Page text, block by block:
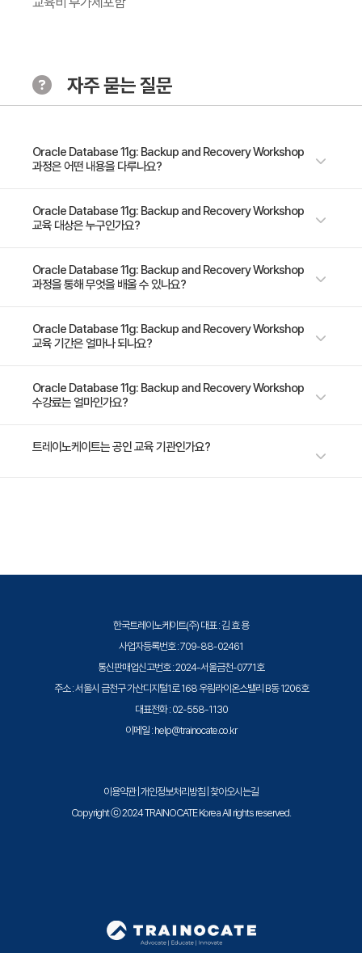
- RCHIVELOG 모드 및 아카이버 프로세스
- 아카이브된 리두 로그 파일
4. RMAN Recovery Catalog 사용
- Repository 비교
- Recovery Catalog 생성
- 데이터베이스 등록
- 카탈로그 재동기화
5. 백업 개념 및 전략
- RMAN 백업 데이터 흐름 이해
- 백업 및 복원 요구 사항 간의 균형
- 데이터 웨어하우스 백업을 위한 최적의 사용법(Best
- 블록 변경 사항 추적(Block Change Tracking)/빠른
Incremental 백업
- 백업 압축 및 RMAN 암호화된(encrypted) 백업
- 콘트롤 파일 백업 및 백업 파일 카탈로그화
- Media Failure
- Complete Recovery(개요)
- Data Recovery Advisor 개요
- Data Recovery Advisor 사용(개요)
자주 묻는 질문
Oracle Database 11g: Backup and Recovery Workshop
과정은 어떤 내용을 다루나요?
* 09:30 ~ 17:00 (30시간 / 5일) (점심시간:1시간30분) 본 과정에서는 다
양한 백업, 장애， 복원， 복구 시나리오를 따라 학습하는 과정입니다. 따라
Enterprise Manager를 활용하기 때문에， 본 과정의 수강을 위해서는 해
당 지식을 어느 정도 갖추고 있어야 합니다. 집중적인 실습과 워크샵을 통해
업과 복구 사례연구를 통해 다양한 장애 시나리오를 진단하고 복구할 수 있
는 기회를 제공하는 과정입니다.
Oracle Database 11g: Backup and Recovery Workshop
교육 대상은 누구인가요?
- 데이터베이스 관리자 - 테크니컬 컨설턴트 - 서포트 엔지니어
Oracle Database 11g: Backup and Recovery Workshop
과정을 통해 무엇을 배울 수 있나요?
- 백업 및 복구에 관련된 오라클 데이터베이스 아키텍처 컴포넌트를 설명할
수 있다. - 오라클 데이터가드 및 오라클 시큐어 백업과 같은 HA(High
획할 수 있다. - 데이터베이스 에러를 해결하기 위해 오라클 데이터베이스 백
업 메소드를 하고， 복구를 위한 데이터베이스를 구성할 수 있다. - 백업을
대해 진단하고 수정하기 위해 Data Recovery Advisor를 사용할 수 있다.
- 사용자 에러를 복구시키기 위해 오라클 플래시백 기술을 사용하고， 암호
Oracle Database 11g: Backup and Recovery Workshop
교육 기간은 얼마나 되나요?
3일 과정입니다. 상세 일정은 교육 페이지에서 확인하실 수 있습니다.
Oracle Database 11g: Backup and Recovery Workshop
수강료는 얼마인가요?
수강료는 1,250,865원(VAT 별도)입니다. 고용보험 환급 및 기업 할인 혜택
트레이노케이트는 공인 교육 기관인가요?
한국트레이노케이트(주) 대표 : 김 효 용
사업자등록번호 : 709-88-02461
통신판매업신고번호 : 2024-서울금천-0771호
주소 : 서울시 금천구 가산디지털1로 168 우림라이온스밸리 B동 1206호
대표전화 : 02-558-1130
이메일 : help@trainocate.co.kr
이용약관| 개인정보처리방침 찾아오시는길
Copyright ⓒ 2024 TRAINOCATE Korea All rights reserved.